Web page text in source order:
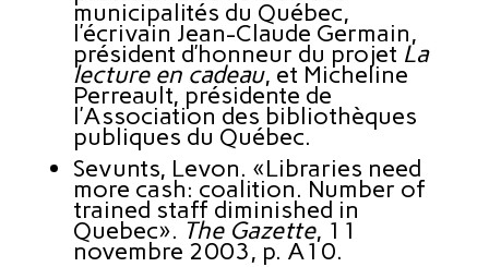
municipalités du Québec,
l’écrivain Jean-Claude Germain,
président d’honneur du projet La
lecture en cadeau, et Micheline
Perreault, présidente de
l’Association des bibliothèques
publiques du Québec.
Sevunts, Levon. «Libraries need
more cash: coalition. Number of
trained staff diminished in
Quebec». The Gazette, 11
novembre 2003, p. A10.